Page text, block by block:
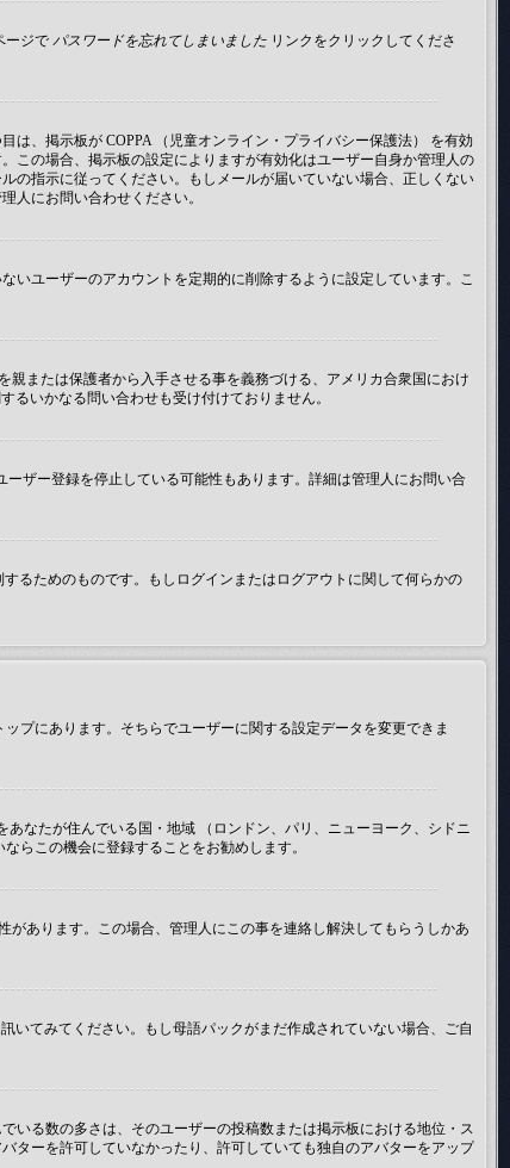
ージで パスワードを忘れてしまいました リンクをクリックしてくださ
、掲示板が COPPA （児童オンライン・プライバシー保護法） を有効
この場合、掲示板の設定によりますが有効化はユーザー自身か管理人の
の指示に従ってください。もしメールが届いていない場合、正しくない
人にお問い合わせください。
いユーザーのアカウントを定期的に削除するように設定しています。こ
または保護者から入手させる事を義務づける、アメリカ合衆国におけ
るいかなる問い合わせも受け付けておりません。
ザー登録を停止している可能性もあります。詳細は管理人にお問い合
るためのものです。もしログインまたはログアウトに関して何らかの
プにあります。そちらでユーザーに関する設定データを変更できま
なたが住んでいる国・地域 （ロンドン、パリ、ニューヨーク、シドニ
らこの機会に登録することをお勧めします。
あります。この場合、管理人にこの事を連絡し解決してもらうしかあ
いてみてください。もし母語パックがまだ作成されていない場合、ご自
いる数の多さは、そのユーザーの投稿数または掲示板における地位・ス
ターを許可していなかったり、許可していても独自のアバターをアップ